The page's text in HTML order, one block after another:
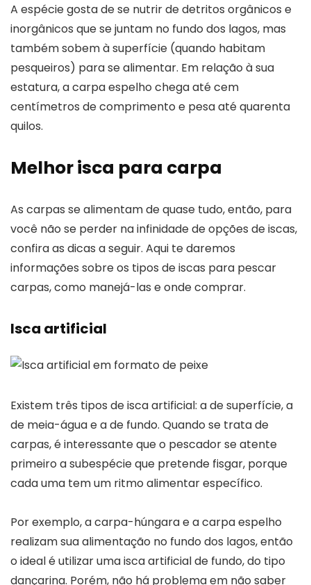
A espécie gosta de se nutrir de detritos orgânicos e
inorgânicos que se juntam no fundo dos lagos, mas
também sobem à superfície (quando habitam
pesqueiros) para se alimentar. Em relação à sua
estatura, a carpa espelho chega até cem
centímetros de comprimento e pesa até quarenta
quilos.
Melhor isca para carpa
As carpas se alimentam de quase tudo, então, para
você não se perder na infinidade de opções de iscas,
confira as dicas a seguir. Aqui te daremos
informações sobre os tipos de iscas para pescar
carpas, como manejá-las e onde comprar.
Isca artificial
Existem três tipos de isca artificial: a de superfície, a
de meia-água e a de fundo. Quando se trata de
carpas, é interessante que o pescador se atente
primeiro a subespécie que pretende fisgar, porque
cada uma tem um ritmo alimentar específico.
Por exemplo, a carpa-húngara e a carpa espelho
realizam sua alimentação no fundo dos lagos, então
o ideal é utilizar uma isca artificial de fundo, do tipo
dançarina. Porém, não há problema em não saber